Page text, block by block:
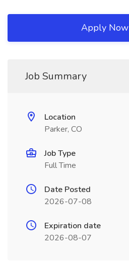
Apply Now
Job Summary
Location
Parker, CO
Job Type
Full Time
Date Posted
2026-07-08
Expiration date
2026-08-07